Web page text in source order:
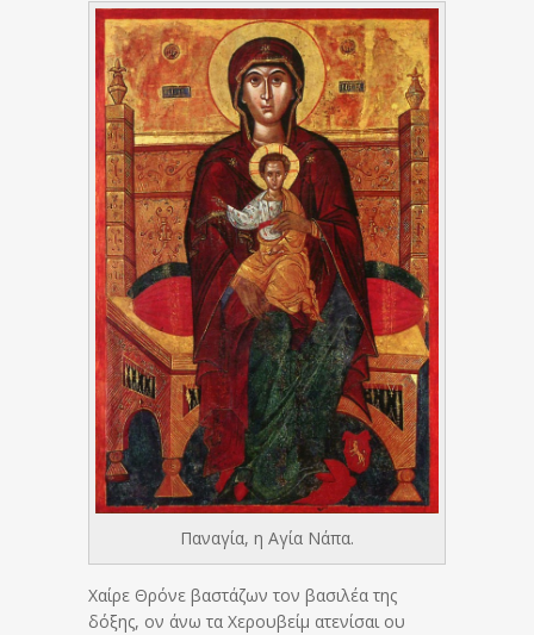
Παναγία, η Αγία Νάπα.
Χαίρε Θρόνε βαστάζων τον βασιλέα της
δόξης, ον άνω τα Χερουβείμ ατενίσαι ου